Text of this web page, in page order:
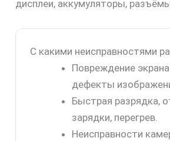
дисплеи, аккумуляторы,
С какими неисправностями
Повреждение
дефекты
Быстрая разрядка,
зарядки, перегрев.
Неисправности